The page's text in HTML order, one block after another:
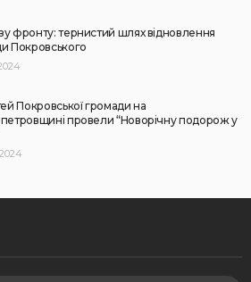
фронту: тернистий шлях відновлення
Покровського
Покровської громади на
провели “Новорічну подорож у